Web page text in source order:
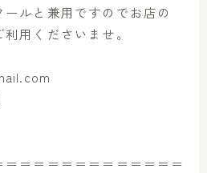
ルと兼用ですのでお店の
用くださいませ。
＝＝＝＝＝＝＝＝＝＝＝＝